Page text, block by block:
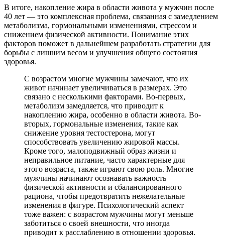
В итоге, накопление жира в области живота у мужчин после
40 лет — это комплексная проблема, связанная с замедлением
метаболизма, гормональными изменениями, стрессом и
снижением физической активности. Понимание этих
факторов поможет в дальнейшем разработать стратегии для
борьбы с лишним весом и улучшения общего состояния
здоровья.
С возрастом многие мужчины замечают, что их
живот начинает увеличиваться в размерах. Это
связано с несколькими факторами. Во-первых,
метаболизм замедляется, что приводит к
накоплению жира, особенно в области живота. Во-
вторых, гормональные изменения, такие как
снижение уровня тестостерона, могут
способствовать увеличению жировой массы.
Кроме того, малоподвижный образ жизни и
неправильное питание, часто характерные для
этого возраста, также играют свою роль. Многие
мужчины начинают осознавать важность
физической активности и сбалансированного
рациона, чтобы предотвратить нежелательные
изменения в фигуре. Психологический аспект
тоже важен: с возрастом мужчины могут меньше
заботиться о своей внешности, что иногда
приводит к расслаблению в отношении здоровья.